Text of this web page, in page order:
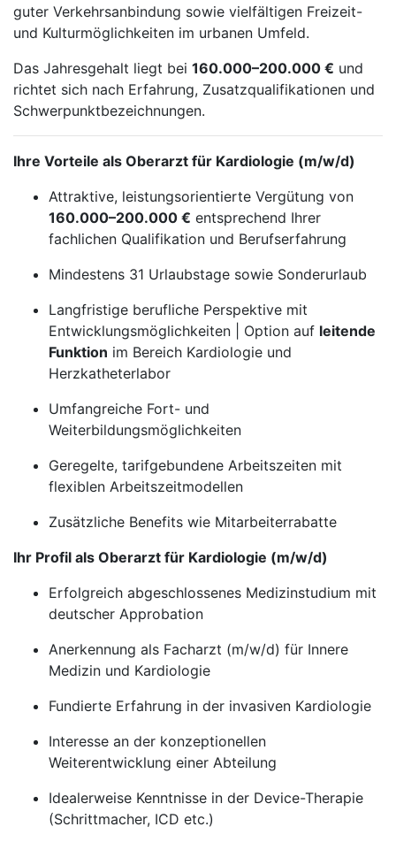
guter Verkehrsanbindung sowie vielfältigen Freizeit-
und Kulturmöglichkeiten im urbanen Umfeld.
Das Jahresgehalt liegt bei 160.000–200.000 € und
richtet sich nach Erfahrung, Zusatzqualifikationen und
Schwerpunktbezeichnungen.
Ihre Vorteile als Oberarzt für Kardiologie (m/w/d)
Attraktive, leistungsorientierte Vergütung von
160.000–200.000 € entsprechend Ihrer
fachlichen Qualifikation und Berufserfahrung
Mindestens 31 Urlaubstage sowie Sonderurlaub
Langfristige berufliche Perspektive mit
Entwicklungsmöglichkeiten | Option auf leitende
Funktion im Bereich Kardiologie und
Herzkatheterlabor
Umfangreiche Fort- und
Weiterbildungsmöglichkeiten
Geregelte, tarifgebundene Arbeitszeiten mit
flexiblen Arbeitszeitmodellen
Zusätzliche Benefits wie Mitarbeiterrabatte
Ihr Profil als Oberarzt für Kardiologie (m/w/d)
Erfolgreich abgeschlossenes Medizinstudium mit
deutscher Approbation
Anerkennung als Facharzt (m/w/d) für Innere
Medizin und Kardiologie
Fundierte Erfahrung in der invasiven Kardiologie
Interesse an der konzeptionellen
Weiterentwicklung einer Abteilung
Idealerweise Kenntnisse in der Device-Therapie
(Schrittmacher, ICD etc.)